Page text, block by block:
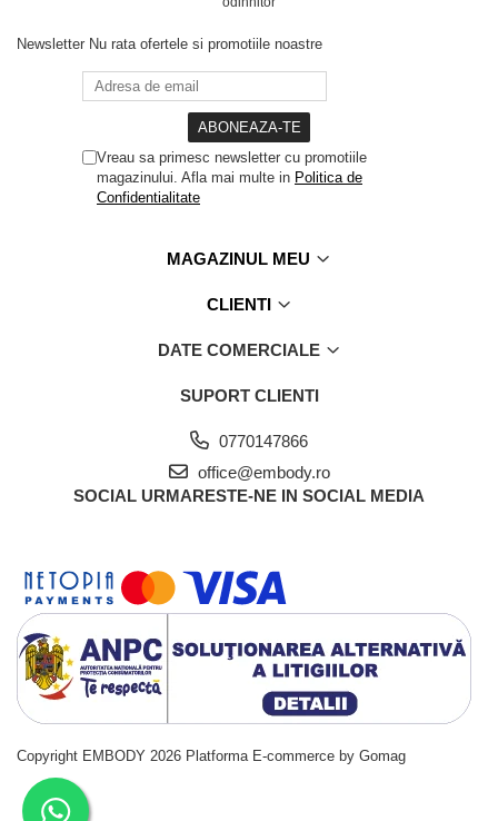
Newsletter Nu rata ofertele si promotiile noastre
Vreau sa primesc newsletter cu promotiile
magazinului. Afla mai multe in Politica de
Confidentialitate
MAGAZINUL MEU
CLIENTI
DATE COMERCIALE
SUPORT CLIENTI
0770147866
office@embody.ro
SOCIAL URMARESTE-NE IN SOCIAL MEDIA
Copyright EMBODY 2026 Platforma E-commerce by Gomag